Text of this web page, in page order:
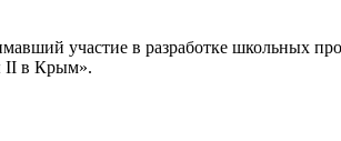
участие в разработке школьных
II в Крым».